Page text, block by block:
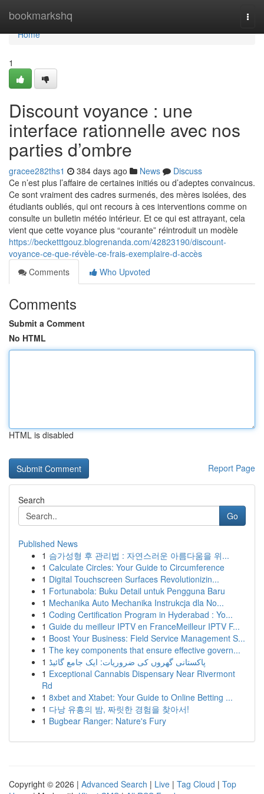
bookmarkshq
Home
Home
1
Discount voyance : une
interface rationnelle avec nos
parties d’ombre
gracee282ths1 384 days ago News
Discuss
Ce n’est plus l’affaire de certaines initiés ou d’adeptes convaincus.
Ce sont vraiment des cadres surmenés, des mères isolées, des
étudiants oubliés, qui ont recours à ces interventions comme on
consulte un bulletin météo intérieur. Et ce qui est attrayant, cela
vient que cette voyance plus “courante” réintroduit un modèle
https://becketttgouz.blogrenanda.com/42823190/discount-
voyance-ce-que-révèle-ce-frais-exemplaire-d-accès
Comments
Who Upvoted
Comments
Submit a Comment
No HTML
HTML is disabled
Report Page
Search
Go
Published News
1 슴가성형 후 관리법 : 자연스러운 아름다움을 위...
1 Calculate Circles: Your Guide to Circumference
1 Digital Touchscreen Surfaces Revolutionizin...
1 Fortunabola: Buku Detail untuk Pengguna Baru
1 Mechanika Auto Mechanika Instrukcja dla No...
1 Coding Certification Program in Hyderabad : Yo...
1 Guide du meilleur IPTV en FranceMeilleur IPTV F...
1 Boost Your Business: Field Service Management S...
1 The key components that ensure effective govern...
1 پاکستانی گھروں کی ضروریات: ایک جامع گائیڈ
1 Exceptional Cannabis Dispensary Near Rivermont
Rd
1 8xbet and Xtabet: Your Guide to Online Betting ...
1 다낭 유흥의 밤, 짜릿한 경험을 찾아서!
1 Bugbear Ranger: Nature's Fury
Copyright © 2026 | Advanced Search | Live | Tag Cloud | Top